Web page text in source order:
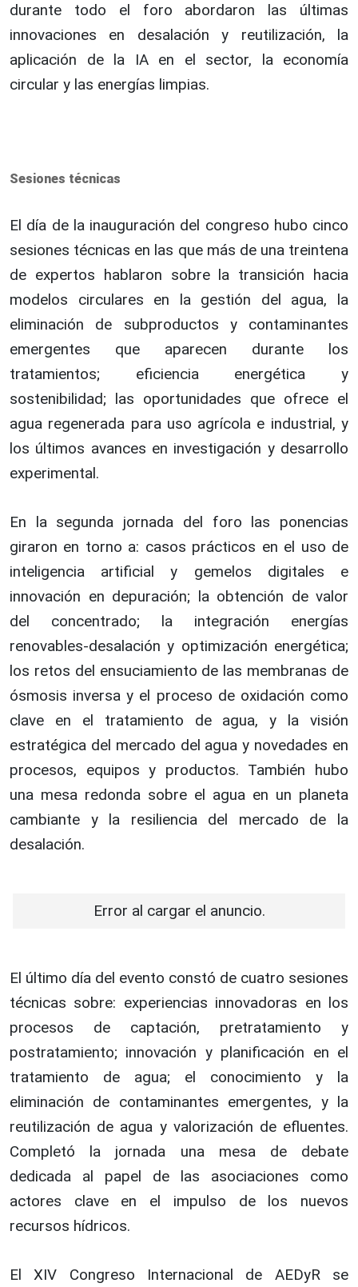
durante todo el foro abordaron las últimas
innovaciones en desalación y reutilización, la
aplicación de la IA en el sector, la economía
circular y las energías limpias.
Sesiones técnicas
El día de la inauguración del congreso hubo cinco
sesiones técnicas en las que más de una treintena
de expertos hablaron sobre la transición hacia
modelos circulares en la gestión del agua, la
eliminación de subproductos y contaminantes
emergentes que aparecen durante los
tratamientos; eficiencia energética y
sostenibilidad; las oportunidades que ofrece el
agua regenerada para uso agrícola e industrial, y
los últimos avances en investigación y desarrollo
experimental.
En la segunda jornada del foro las ponencias
giraron en torno a: casos prácticos en el uso de
inteligencia artificial y gemelos digitales e
innovación en depuración; la obtención de valor
del concentrado; la integración energías
renovables-desalación y optimización energética;
los retos del ensuciamiento de las membranas de
ósmosis inversa y el proceso de oxidación como
clave en el tratamiento de agua, y la visión
estratégica del mercado del agua y novedades en
procesos, equipos y productos. También hubo
una mesa redonda sobre el agua en un planeta
cambiante y la resiliencia del mercado de la
desalación.
Error al cargar el anuncio.
El último día del evento constó de cuatro sesiones
técnicas sobre: experiencias innovadoras en los
procesos de captación, pretratamiento y
postratamiento; innovación y planificación en el
tratamiento de agua; el conocimiento y la
eliminación de contaminantes emergentes, y la
reutilización de agua y valorización de efluentes.
Completó la jornada una mesa de debate
dedicada al papel de las asociaciones como
actores clave en el impulso de los nuevos
recursos hídricos.
El XIV Congreso Internacional de AEDyR se